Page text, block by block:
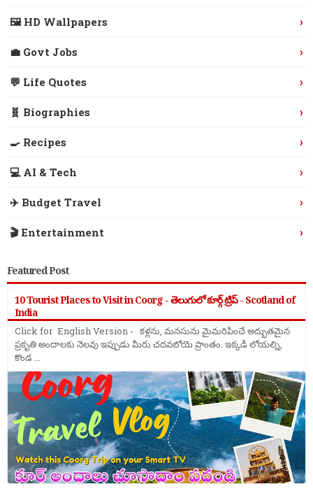
🖼️ HD Wallpapers ›
💼 Govt Jobs ›
💬 Life Quotes ›
🧬 Biographies ›
🍳 Recipes ›
💻 AI & Tech ›
✈️ Budget Travel ›
🎬 Entertainment ›
Featured Post
10 Tourist Places to Visit in Coorg - తెలుగులో కూర్గ్ ట్రిప్ - Scotland of
India
Click for English Version - కళ్లను, మనసును మైమరిపించే అద్భుతమైన
ప్రకృతి అందాలకు నెలవు ఇప్పుడు మీరు చదవబోయె ప్రాంతం. ఇక్కడి లోయల్ని,
కొండ ...